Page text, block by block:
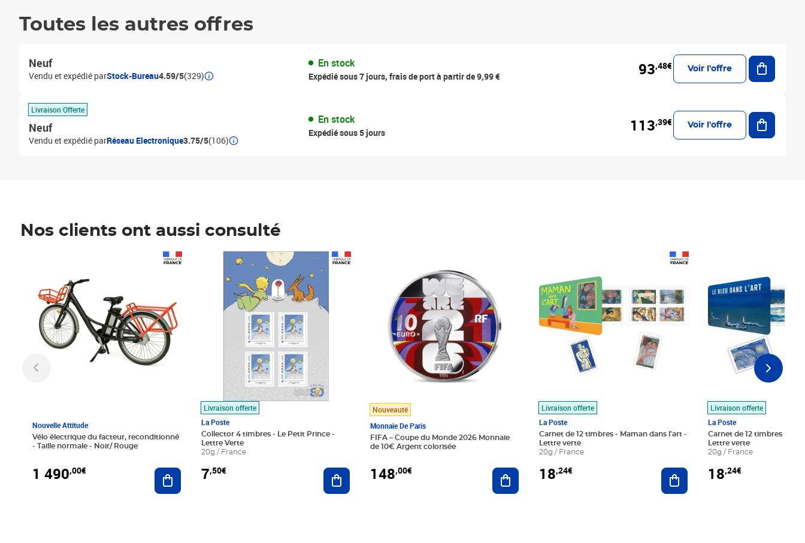
Toutes les autres offres
Neuf
Vendu et expédié parStock-Bureau4.59/5(329)
En stock
Expédié sous 7 jours, frais de port à partir de 9,99 € 93,48€ Voir l'offre
Ajouter
Livraison Offerte
Neuf
Vendu et expédié parRéseau Electronique3.75/5(106)
En stock
Expédié sous 5 jours 113,39€ Voir l'offre
Ajouter
Nos clients ont aussi consulté
Nouvelle Attitude
Vélo électrique du facteur, reconditionné
- Taille normale - Noir/ Rouge
1 490,00€ Ajouter au panier
Livraison offerte
La Poste
Collector 4 timbres - Le Petit Prince -
Lettre Verte
20g / France
7,50€
Prix 7,50€
Ajouter au panier
Nouveauté
Monnaie De Paris
FIFA – Coupe du Monde 2026 Monnaie
de 10€ Argent colorisée
148,00€ Ajouter au panier
Livraison offerte
La Poste
Carnet de 12 timbres - Maman dans l'art -
Lettre verte
20g / France
18,24€ Ajouter au panier
Livraison offerte
La Poste
Carnet de 12 timbres - Le
Lettre verte
20g / France
18,24€